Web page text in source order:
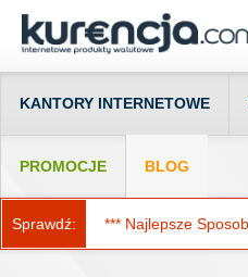
KANTORY INTERNETOWE
PROMOCJE BLOG
Sprawdź: *** Najlepsze